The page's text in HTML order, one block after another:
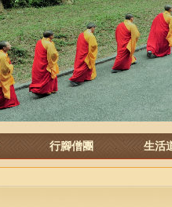
行腳僧團 生活